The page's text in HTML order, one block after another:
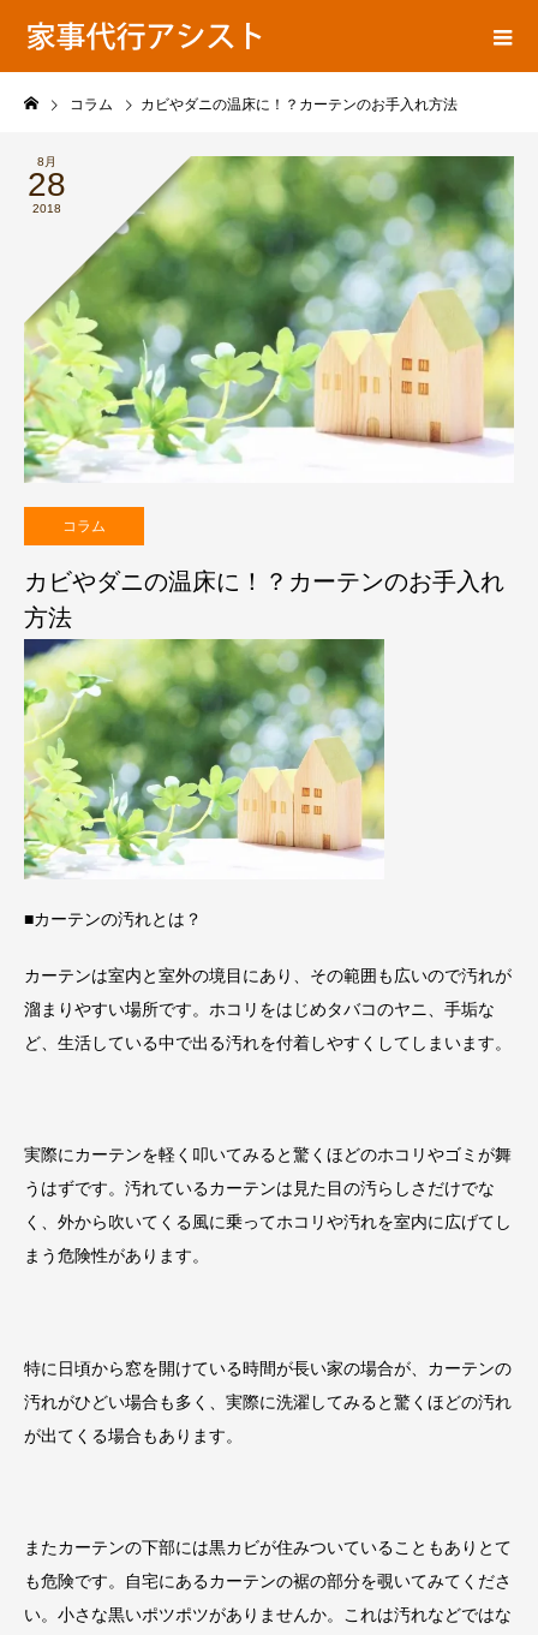
家事代行ブログ
シ
ス
ト
の
コラム カビやダニの温床に！？カーテンのお手入れ方法
8月
28
2018
コラム
カビやダニの温床に！？カーテンのお手入れ
方法
■カーテンの汚れとは？
カーテンは室内と室外の境目にあり、その範囲も広いので汚れが
溜まりやすい場所です。ホコリをはじめタバコのヤニ、手垢な
ど、生活している中で出る汚れを付着しやすくしてしまいます。
実際にカーテンを軽く叩いてみると驚くほどのホコリやゴミが舞
うはずです。汚れているカーテンは見た目の汚らしさだけでな
く、外から吹いてくる風に乗ってホコリや汚れを室内に広げてし
まう危険性があります。
特に日頃から窓を開けている時間が長い家の場合が、カーテンの
汚れがひどい場合も多く、実際に洗濯してみると驚くほどの汚れ
が出てくる場合もあります。
またカーテンの下部には黒カビが住みついていることもありとて
も危険です。自宅にあるカーテンの裾の部分を覗いてみてくださ
い。小さな黒いポツポツがありませんか。これは汚れなどではな